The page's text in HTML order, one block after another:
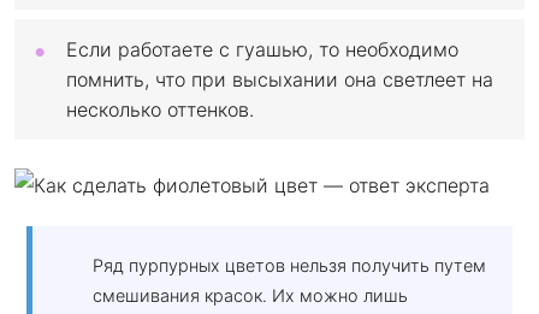
Если работаете с гуашью, то необходимо
помнить, что при высыхании она светлеет на
несколько оттенков.
Ряд пурпурных цветов нельзя получить путем
смешивания красок. Их можно лишь